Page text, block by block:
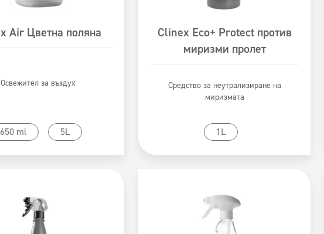
Air Цветна поляна
Освежител за въздух
650 ml 5L
продукта
Clinex Eco+ Protect против
миризми пролет
Средство за неутрализиране на
миризмата
1L
Към продукта